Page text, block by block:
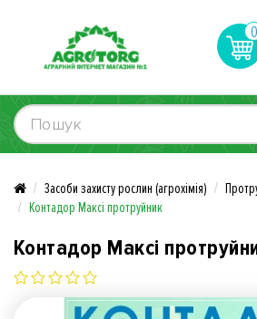
0
Засоби захисту рослин (агрохімія)
Контадор Максі протруйник
Контадор Максі